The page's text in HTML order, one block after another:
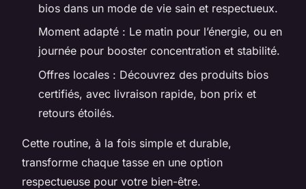
bios dans un mode de vie sain et respectueux.
Moment adapté : Le matin pour l’énergie, ou en
journée pour booster concentration et stabilité.
Offres locales : Découvrez des produits bios
certifiés, avec livraison rapide, bon prix et
retours étoilés.
Cette routine, à la fois simple et durable,
transforme chaque tasse en une option
respectueuse pour votre bien-être.